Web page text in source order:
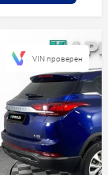
VIN проверен